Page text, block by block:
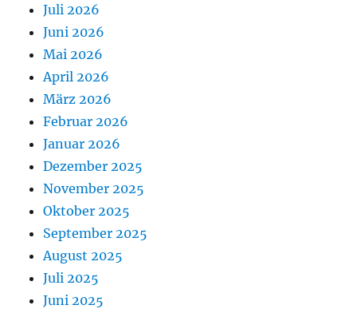
Juli 2026
Juni 2026
Mai 2026
April 2026
März 2026
Februar 2026
Januar 2026
Dezember 2025
November 2025
Oktober 2025
September 2025
August 2025
Juli 2025
Juni 2025